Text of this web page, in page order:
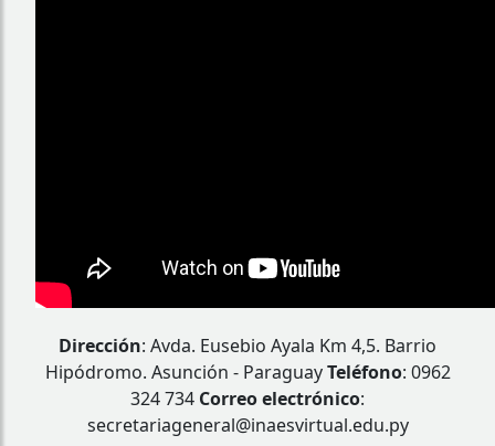
Dirección: Avda. Eusebio Ayala Km 4,5. Barrio
Hipódromo. Asunción - ParaguayTeléfono: 0962
324 734 Correo electrónico:
secretariageneral@inaesvirtual.edu.py